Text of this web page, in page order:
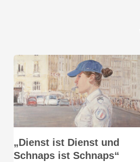
„Dienst ist Dienst und
Schnaps ist Schnaps“